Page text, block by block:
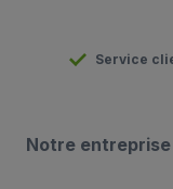
Service
Notre entreprise